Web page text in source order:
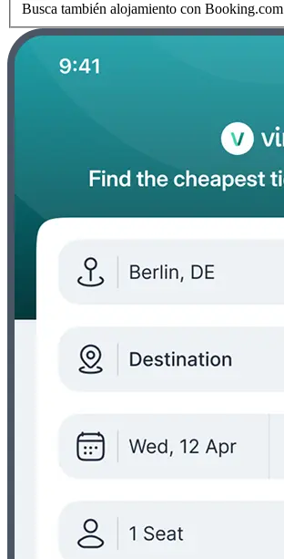
Busca también alojamiento con Booking.com